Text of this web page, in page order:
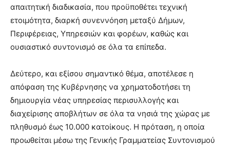
απαιτητική διαδικασία, που προϋποθέτει τεχνική
ετοιμότητα, διαρκή συνεννόηση μεταξύ Δήμων,
Περιφέρειας, Υπηρεσιών και φορέων, καθώς και
ουσιαστικό συντονισμό σε όλα τα επίπεδα.
Δεύτερο, και εξίσου σημαντικό θέμα, αποτέλεσε η
απόφαση της Κυβέρνησης να χρηματοδοτήσει τη
δημιουργία νέας υπηρεσίας περισυλλογής και
διαχείρισης αποβλήτων σε όλα τα νησιά της χώρας με
πληθυσμό έως 10.000 κατοίκους. Η πρόταση, η οποία
προωθείται μέσω της Γενικής Γραμματείας Συντονισμού